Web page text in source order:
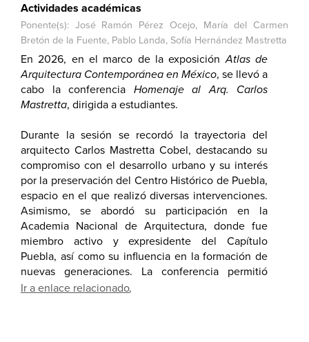
Actividades académicas
Ponente(s): José Ramón Pérez Ocejo, María del Carmen
Bretón de la Fuente, Pablo Landa, Sofía Hernández Mastretta
En 2026, en el marco de la exposiciónAtlas de
Arquitectura Contemporánea en México, se llevó a
cabo la conferencia Homenaje al Arq. Carlos
Mastretta, dirigida a estudiantes.
Durante la sesión se recordó la trayectoria del
arquitecto Carlos Mastretta Cobel, destacando su
compromiso con el desarrollo urbano y su interés
por la preservación del Centro Histórico de Puebla,
espacio en el que realizó diversas intervenciones.
Los participantes compartieron reflexiones sobre su
labor profesional, así como sobre su calidad
humana, subrayando su generosidad y apoyo a
distintas causas de manera desinteresada.
Asimismo, se abordó su participación en la
Academia Nacional de Arquitectura, donde fue
miembro activo y expresidente del Capítulo
Puebla, así como su influencia en la formación de
nuevas generaciones. La conferencia permitió
reconocer su legado como promotor de obras en la
Ir a enlace relacionado